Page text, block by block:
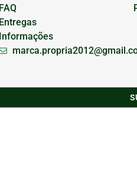
FAQ
Entregas
Informações